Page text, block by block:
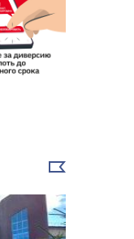
Выбрать